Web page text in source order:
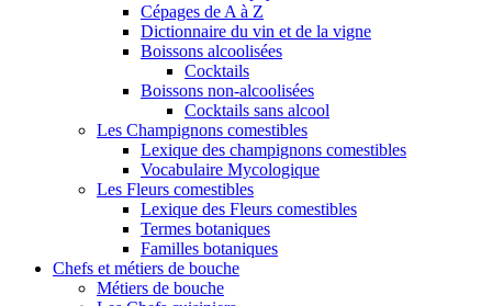
Cépages de A à Z
Dictionnaire du vin et de la vigne
Boissons alcoolisées
Cocktails
Boissons non-alcoolisées
Cocktails sans alcool
Les Champignons comestibles
Lexique des champignons comestibles
Vocabulaire Mycologique
Les Fleurs comestibles
Lexique des Fleurs comestibles
Termes botaniques
Familles botaniques
Chefs et métiers de bouche
Métiers de bouche